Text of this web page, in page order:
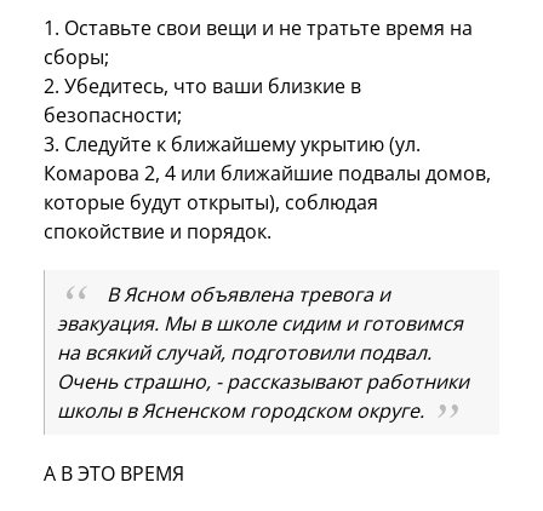
1. Оставьте свои вещи и не тратьте время на
сборы;
2. Убедитесь, что ваши близкие в
безопасности;
3. Следуйте к ближайшему укрытию (ул.
Комарова 2, 4 или ближайшие подвалы домов,
которые будут открыты), соблюдая
спокойствие и порядок.
В Ясном объявлена тревога и
эвакуация. Мы в школе сидим и готовимся
на всякий случай, подготовили подвал.
Очень страшно, - рассказывают работники
школы в Ясненском городском округе.
А В ЭТО ВРЕМЯ